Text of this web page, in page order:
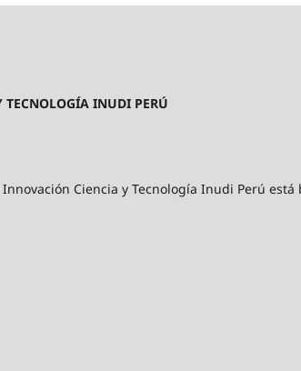
INUDI PERÚ
Ciencia y Tecnología Inudi Perú